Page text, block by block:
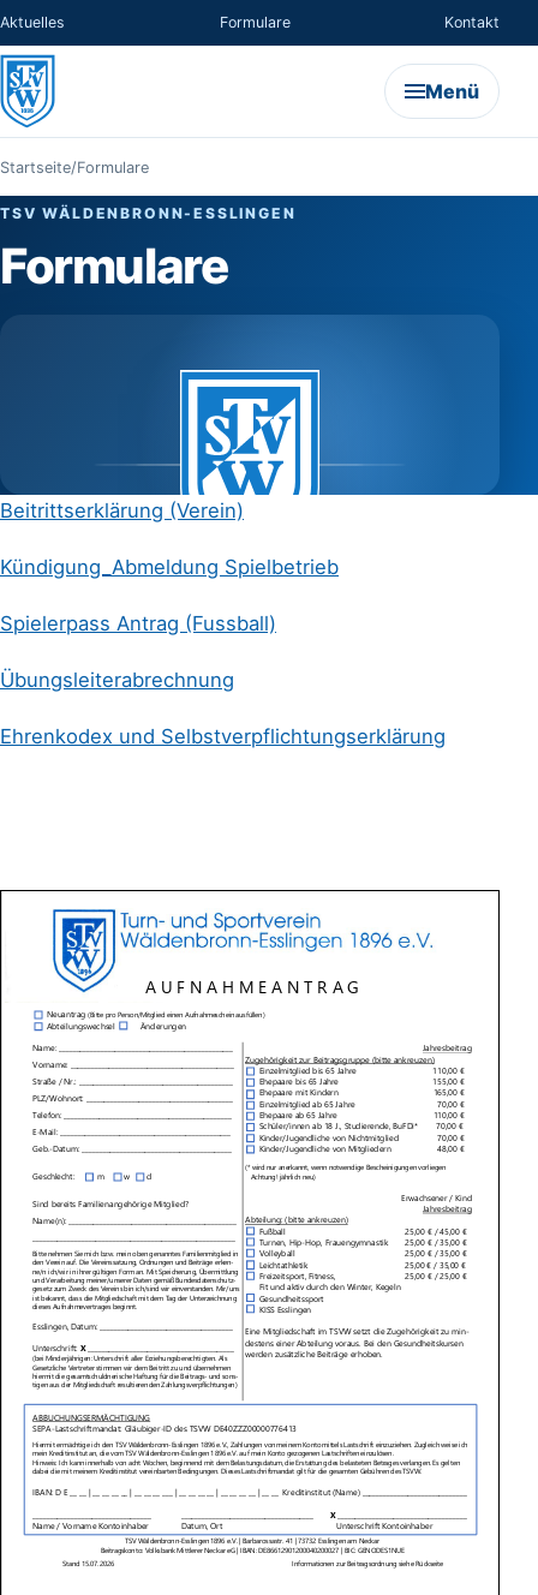
Aktuelles Formulare Kontakt
Menü
Startseite/Formulare
TSV WÄLDENBRONN-ESSLINGEN
Formulare
Beitrittserklärung (Verein)
Kündigung_Abmeldung Spielbetrieb
Spielerpass Antrag (Fussball)
Übungsleiterabrechnung
Ehrenkodex und Selbstverpflichtungserklärung